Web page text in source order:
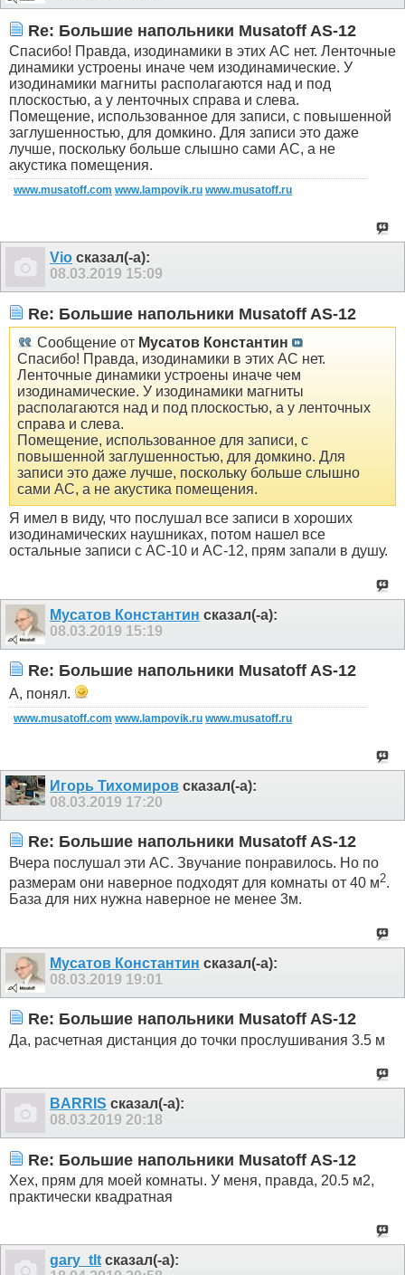
Re: Большие напольники Musatoff AS-12
Спасибо! Правда, изодинамики в этих АС нет. Ленточные
динамики устроены иначе чем изодинамические. У
изодинамики магниты располагаются над и под
плоскостью, а у ленточных справа и слева.
Помещение, использованное для записи, с повышенной
заглушенностью, для домкино. Для записи это даже
лучше, поскольку больше слышно сами АС, а не
акустика помещения.
www.musatoff.com www.lampovik.ru www.musatoff.ru
Vio сказал(-а):
08.03.2019 15:09
Re: Большие напольники Musatoff AS-12
Сообщение от Мусатов Константин
Спасибо! Правда, изодинамики в этих АС нет.
Ленточные динамики устроены иначе чем
изодинамические. У изодинамики магниты
располагаются над и под плоскостью, а у ленточных
справа и слева.
Помещение, использованное для записи, с
повышенной заглушенностью, для домкино. Для
записи это даже лучше, поскольку больше слышно
сами АС, а не акустика помещения.
Я имел в виду, что послушал все записи в хороших
изодинамических наушниках, потом нашел все
остальные записи с АС-10 и АС-12, прям запали в душу.
Мусатов Константин сказал(-а):
08.03.2019 15:19
Re: Большие напольники Musatoff AS-12
А, понял.
www.musatoff.com www.lampovik.ru www.musatoff.ru
Игорь Тихомиров сказал(-а):
08.03.2019 17:20
Re: Большие напольники Musatoff AS-12
Вчера послушал эти АС. Звучание понравилось. Но по
размерам они наверное подходят для комнаты от 40 м2.
База для них нужна наверное не менее 3м.
Мусатов Константин сказал(-а):
08.03.2019 19:01
Re: Большие напольники Musatoff AS-12
Да, расчетная дистанция до точки прослушивания 3.5 м
BARRIS сказал(-а):
08.03.2019 20:18
Re: Большие напольники Musatoff AS-12
Хех, прям для моей комнаты. У меня, правда, 20.5 м2,
практически квадратная
gary_tlt сказал(-а):